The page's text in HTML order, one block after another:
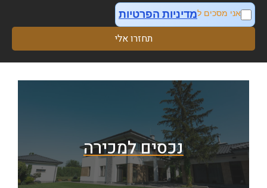
אני מסכים למדיניות הפרטיות
תחזרו אלי
נכסים למכירה